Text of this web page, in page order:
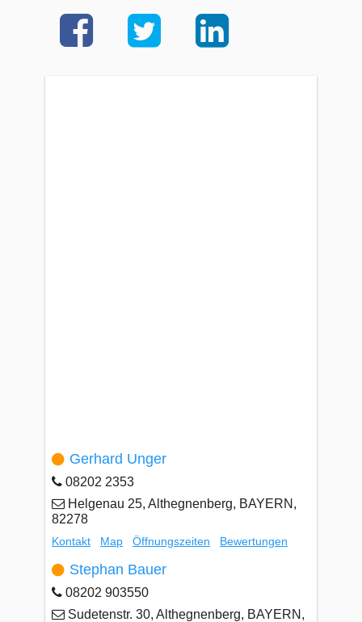
Gerhard Unger
08202 2353
Helgenau 25, Althegnenberg, BAYERN,
82278
Kontakt Map Öffnungszeiten Bewertungen
Stephan Bauer
08202 903550
Sudetenstr. 30, Althegnenberg, BAYERN,